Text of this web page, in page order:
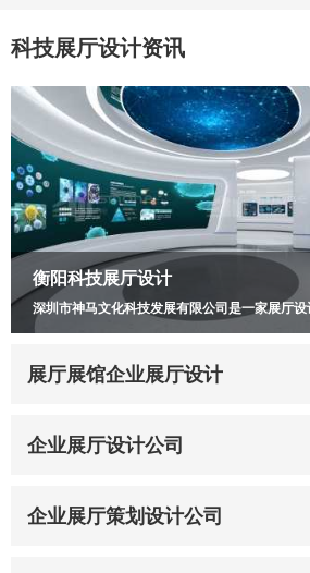
科技展厅设计资讯
衡阳科技展厅设计
展厅展馆企业展厅设计
企业展厅设计公司
企业展厅策划设计公司